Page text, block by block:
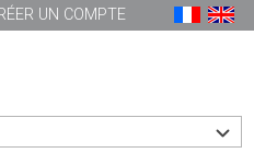
UN COMPTE